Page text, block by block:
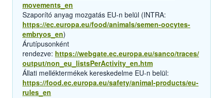
movements_en
Szaporító anyag mozgatás EU-n belül (INTRA:
https://ec.europa.eu/food/animals/semen-oocytes-
embryos_en)
Árutípusonként
rendezve: https://webgate.ec.europa.eu/sanco/traces/
output/non_eu_listsPerActivity_en.htm
Állati melléktermékek kereskedelme EU-n belül:
https://food.ec.europa.eu/safety/animal-products/eu-
rules_en